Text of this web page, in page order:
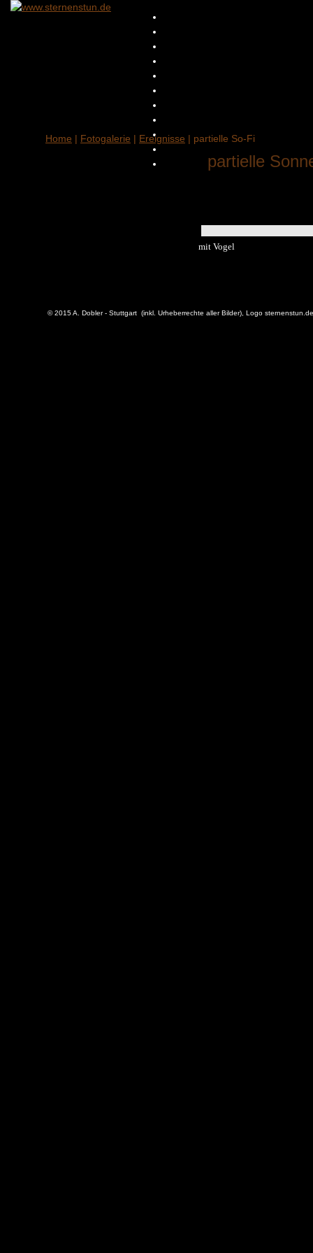
Home | Fotogalerie | Ereignisse | partielle So-Fi
partielle
mit Vogel
© 2015 A. Dobler - Stuttgart (inkl. Urheberrechte aller Bilder), Logo